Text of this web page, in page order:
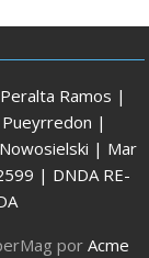
Ramos |
|
| Mar
| DNDA RE-
porAcme